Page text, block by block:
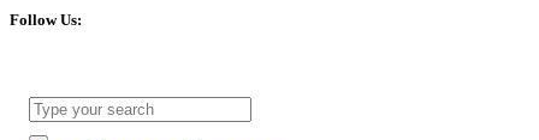
Follow Us: